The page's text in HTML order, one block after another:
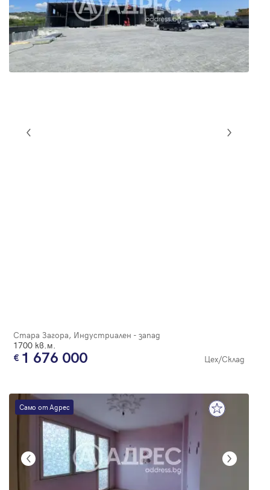
Стара Загора, Индустриален - запад
1700 кв.м.
1 676 000 Цех/Склад
Само от Адрес